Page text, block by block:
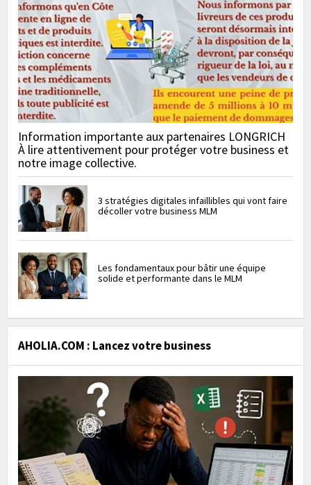
Information importante aux partenaires LONGRICH
À lire attentivement pour protéger votre business et
notre image collective.
3 stratégies digitales infaillibles qui vont faire
décoller votre business MLM
Les fondamentaux pour bâtir une équipe
solide et performante dans le MLM
AHOLIA.COM : Lancez votre business